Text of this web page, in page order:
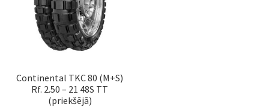
Continental TKC 80 (M+S)
Rf. 2.50 – 21 48S TT
(priekšējā)